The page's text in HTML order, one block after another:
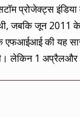
प्रोजेक्ट्स
थी, जबकि जून
एफआईआई की यह
लेकिन 1 अप्रैलऔर